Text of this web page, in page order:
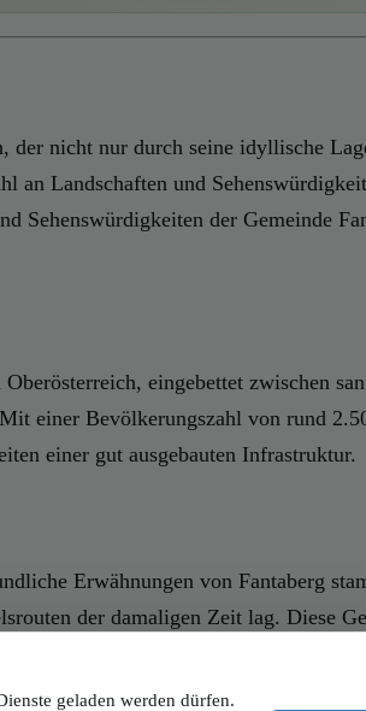
nicht nur durch seine idyllische
an Landschaften und
Sehenswürdigkeiten der Gemeinde
eingebettet zwischen
einer Bevölkerungszahl von rund
einer gut ausgebauten Infrastruktur.
Erwähnungen von Fantaberg
der damaligen Zeit lag. Diese
Über die Jahrhunderte hat
die Authentizität des Ortes zu verlieren.
geladen werden dürfen.